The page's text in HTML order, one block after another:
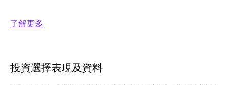
了解更多
投資選擇表現及資料